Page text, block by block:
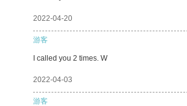
2022-04-20
游客
I called you 2 times. W
2022-04-03
游客